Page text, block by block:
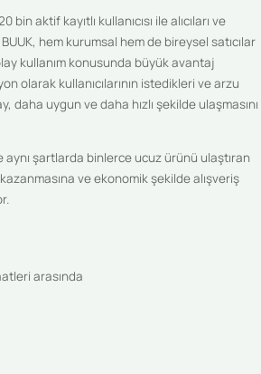
aktif kayıtlı kullanıcısı ile alıcıları ve
hem kurumsal hem de bireysel satıcılar
kullanım konusunda büyük avantaj
olarak kullanıcılarının istedikleri ve arzu
daha uygun ve daha hızlı şekilde ulaşmasını
şartlarda binlerce ucuz ürünü ulaştıran
kazanmasına ve ekonomik şekilde alışveriş
arasında